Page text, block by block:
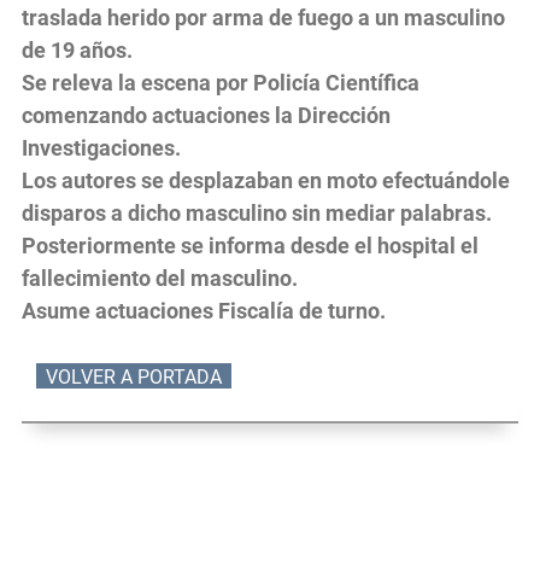
traslada herido por arma de fuego a un masculino
de 19 años.
Se releva la escena por Policía Científica
comenzando actuaciones la Dirección
Investigaciones.
Los autores se desplazaban en moto efectuándole
disparos a dicho masculino sin mediar palabras.
Posteriormente se informa desde el hospital el
fallecimiento del masculino.
Asume actuaciones Fiscalía de turno.
VOLVER A PORTADA